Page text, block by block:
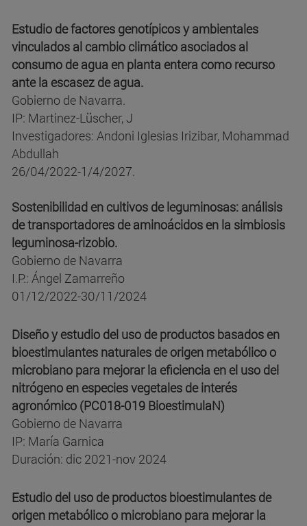
Estudio de factores genotípicos y ambientales
vinculados al cambio climático asociados al
consumo de agua en planta entera como recurso
ante la escasez de agua.
Gobierno de Navarra.
IP: Martinez-Lüscher, J
Investigadores: Andoni Iglesias Irizibar, Mohammad
Abdullah
26/04/2022-1/4/2027.
Sostenibilidad en cultivos de leguminosas: análisis
de transportadores de aminoácidos en la simbiosis
leguminosa-rizobio.
Gobierno de Navarra
I.P.: Ángel Zamarreño
01/12/2022-30/11/2024
Diseño y estudio del uso de productos basados en
bioestimulantes naturales de origen metabólico o
microbiano para mejorar la eficiencia en el uso del
nitrógeno en especies vegetales de interés
agronómico (PC018-019 BioestimulaN)
Gobierno de Navarra
IP: María Garnica
Duración: dic 2021-nov 2024
Estudio del uso de productos bioestimulantes de
origen metabólico o microbiano para mejorar la